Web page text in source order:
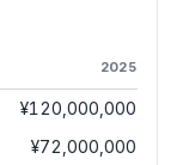
2025
¥120,000,000
¥72,000,000